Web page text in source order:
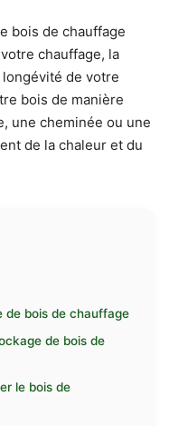
bois de chauffage
chauffage, la
de votre
bois de manière
une cheminée ou une
de la chaleur et du
de bois de chauffage
de bois de
le bois de